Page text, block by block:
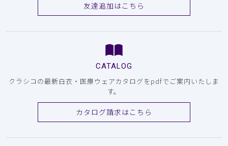
友達追加はこちら
CATALOG
クラシコの最新白衣・医療ウェアカタログをpdfでご案内いたしま
す。
カタログ請求はこちら